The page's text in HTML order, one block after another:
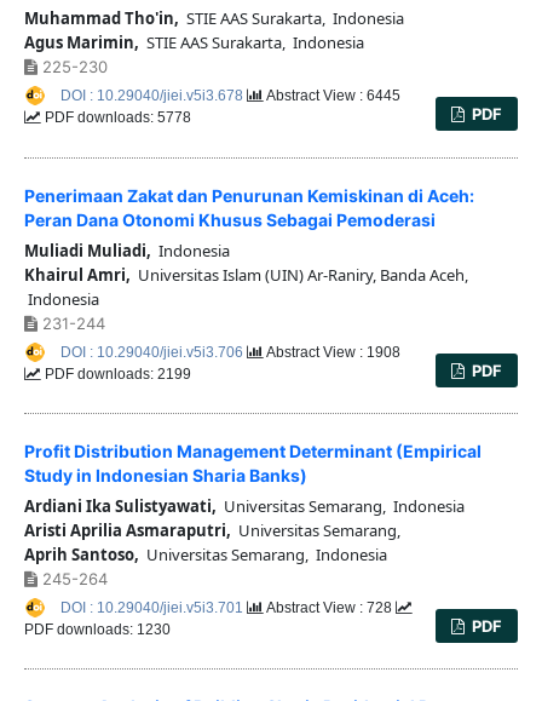
Muhammad Tho'in, STIE AAS Surakarta, Indonesia
Agus Marimin, STIE AAS Surakarta, Indonesia
225-230
PDF
DOI : 10.29040/jiei.v5i3.678
Abstract View : 6445
PDF downloads: 5778
Penerimaan Zakat dan Penurunan Kemiskinan di Aceh:
Peran Dana Otonomi Khusus Sebagai Pemoderasi
Muliadi Muliadi, Indonesia
Khairul Amri, Universitas Islam (UIN) Ar-Raniry, Banda Aceh,
Indonesia
231-244
PDF
DOI : 10.29040/jiei.v5i3.706
Abstract View : 1908
PDF downloads: 2199
Profit Distribution Management Determinant (Empirical
Study in Indonesian Sharia Banks)
Ardiani Ika Sulistyawati, Universitas Semarang, Indonesia
Aristi Aprilia Asmaraputri, Universitas Semarang,
Aprih Santoso, Universitas Semarang, Indonesia
245-264
PDF
DOI : 10.29040/jiei.v5i3.701
Abstract View : 728
PDF downloads: 1230